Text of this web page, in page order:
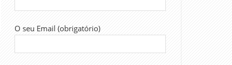
O seu Email (obrigatório)